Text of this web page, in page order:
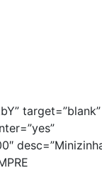
target=”blank”